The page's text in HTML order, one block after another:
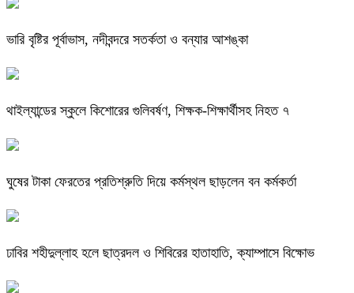
ভারি বৃষ্টির পূর্বাভাস, নদীবন্দরে সতর্কতা ও বন্যার আশঙ্কা
থাইল্যান্ডের স্কুলে কিশোরের গুলিবর্ষণ, শিক্ষক-শিক্ষার্থীসহ নিহত ৭
ঘুষের টাকা ফেরতের প্রতিশ্রুতি দিয়ে কর্মস্থল ছাড়লেন বন কর্মকর্তা
ঢাবির শহীদুল্লাহ হলে ছাত্রদল ও শিবিরের হাতাহাতি, ক্যাম্পাসে বিক্ষোভ